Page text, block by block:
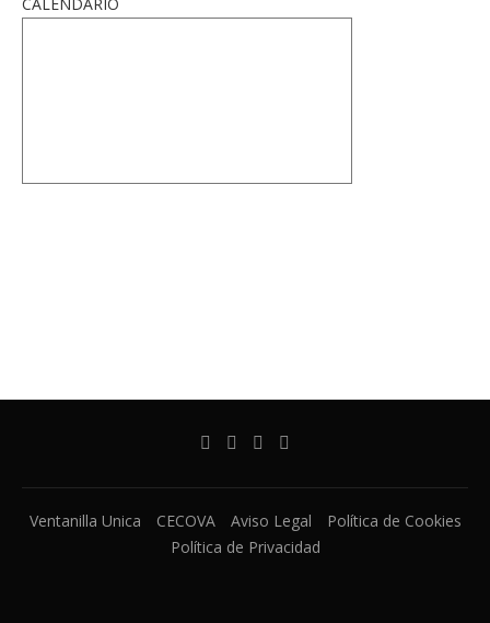
Ventanilla Unica CECOVA Aviso Legal
Política de Cookies
Política de Privacidad